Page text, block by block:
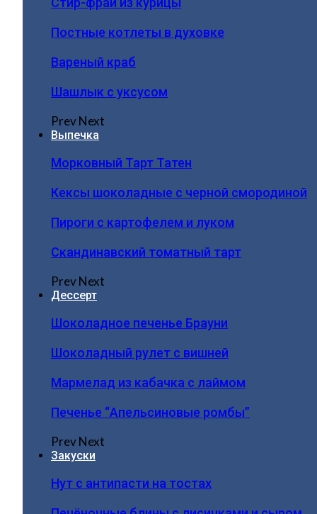
Постные котлеты в духовке
Вареный краб
Шашлык с уксусом
PrevNext
Выпечка
Морковный Тарт Татен
Кексы шоколадные с черной смородиной
Пироги c картофелем и луком
Скандинавский томатный тарт
PrevNext
Дессерт
Шоколадное печенье Брауни
Шоколадный рулет с вишней
Мармелад из кабачка с лаймом
Печенье “Апельсиновые ромбы”
PrevNext
Закуски
Нут с антипасти на тостах